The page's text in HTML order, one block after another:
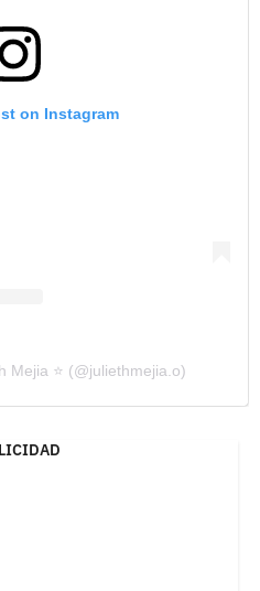
on Instagram
Mejia ⭐️ (@juliethmejia.o)